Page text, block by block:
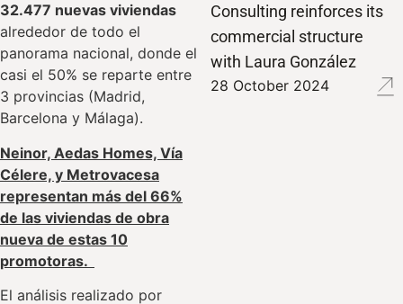
32.477 nuevas viviendas
alrededor de todo el
panorama nacional, donde el
casi el 50% se reparte entre
3 provincias (Madrid,
Barcelona y Málaga).
Neinor, Aedas Homes, Vía
Célere, y Metrovacesa
representan más del 66%
de las viviendas de obra
nueva de estas 10
promotoras.
El análisis realizado por
Consulting reinforces its
commercial structure
with Laura González
28 October 2024